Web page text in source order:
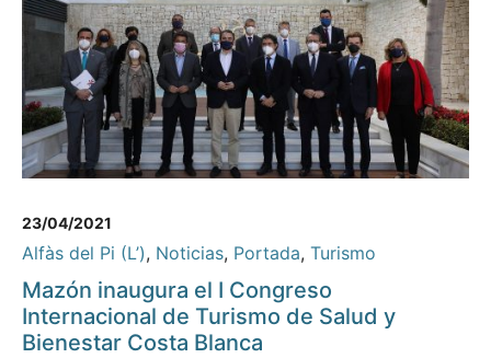
23/04/2021
Alfàs del Pi (L’), Noticias, Portada, Turismo
Mazón inaugura el I Congreso
Internacional de Turismo de Salud y
Bienestar Costa Blanca